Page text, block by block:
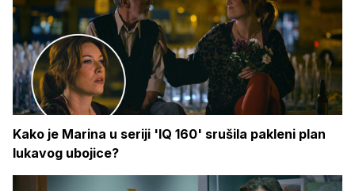
Kako je Marina u seriji 'IQ 160' srušila pakleni plan
lukavog ubojice?